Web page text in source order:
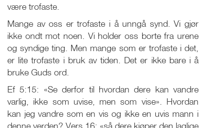
være trofaste.
Mange av oss er trofaste i å unngå synd. Vi gjør
ikke ondt mot noen. Vi holder oss borte fra urene
og syndige ting. Men mange som er trofaste i det,
er lite trofaste i bruk av tiden. Det er ikke bare i å
bruke Guds ord.
Ef 5:15: «Se derfor til hvordan dere kan vandre
varlig, ikke som uvise, men som vise». Hvordan
kan jeg vandre som en vis og ikke en uvis mann i
denne verden? Vers 16: «så dere kjøper den laglige